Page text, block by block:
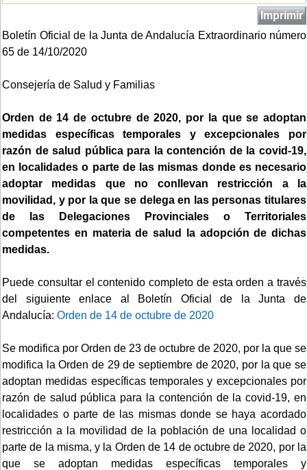
Imprimir
Boletín Oficial de la Junta de Andalucía Extraordinario número
65 de 14/10/2020
Consejería de Salud y Familias
Orden de 14 de octubre de 2020, por la que se adoptan
medidas específicas temporales y excepcionales por
razón de salud pública para la contención de la covid-19,
en localidades o parte de las mismas donde es necesario
adoptar medidas que no conllevan restricción a la
movilidad, y por la que se delega en las personas titulares
de las Delegaciones Provinciales o Territoriales
competentes en materia de salud la adopción de dichas
medidas.
Puede consultar el contenido completo de esta orden a través
del siguiente enlace al Boletín Oficial de la Junta de
Andalucía: Orden de 14 de octubre de 2020
Se modifica por Orden de 23 de octubre de 2020, por la que se
modifica la Orden de 29 de septiembre de 2020, por la que se
adoptan medidas específicas temporales y excepcionales por
razón de salud pública para la contención de la covid-19, en
localidades o parte de las mismas donde se haya acordado
restricción a la movilidad de la población de una localidad o
parte de la misma, y la Orden de 14 de octubre de 2020, por la
que se adoptan medidas específicas temporales y